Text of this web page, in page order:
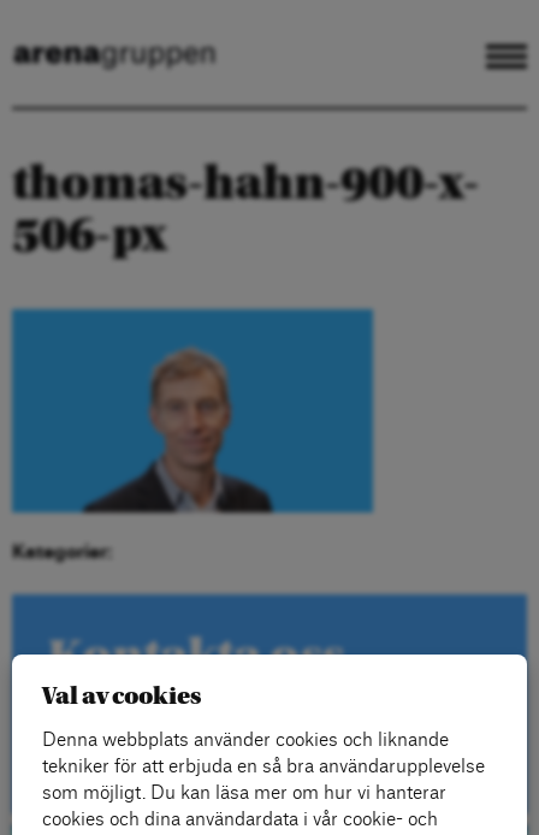
thomas-hahn-900-x-
506-px
Kategorier:
Kontakta oss
Kontakt
Val av cookies
Denna webbplats använder cookies och liknande
tekniker för att erbjuda en så bra användarupplevelse
som möjligt. Du kan läsa mer om hur vi hanterar
cookies och dina användardata i vår cookie- och